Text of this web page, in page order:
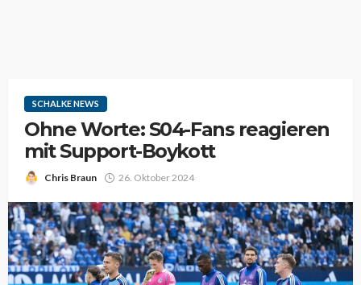
SCHALKE NEWS
Ohne Worte: S04-Fans reagieren
mit Support-Boykott
Chris Braun 26. Oktober 2024